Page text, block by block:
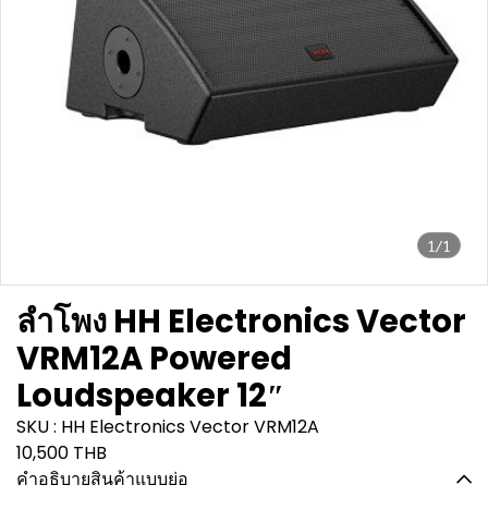
1/1
ลำโพง HH Electronics Vector
VRM12A Powered
Loudspeaker 12″
SKU : HH Electronics Vector VRM12A
10,500 THB
คำอธิบายสินค้าแบบย่อ